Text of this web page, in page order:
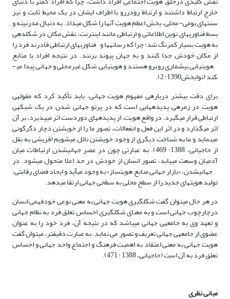
خارج ارتباط داشتند و ارتباط رودررو با اطراف ایشان در یک محیط ثابت و نیز
سنت­های بومی- محلی، بخش اعظم هویت آن­ها را شکل می­داد. به دنبال مدرنیته و
بسط فناوری­های نوین اطلاعاتی و ارتباطی مانند اینترنت، نقش مکان در شکل­­دهی
به هویت بسیار کمرنگ شد؛ چرا که رسانه­ها و فناوری­های ارتباطی قادرند فرد را
از مکان خودش جدا کنند و به جهان پیوند بزنند. در نتیجه افراد با منابع
هویت­یابی بی­شماری روبرو هستند و هویت­یابی شکل غیرمحلی و جهانی پیدا می­
کند (نوابخش1390: 2).
برای دقت بیشتر درباره­ی مفهوم هویت جهانی، باید تأکید کرد که مقوله­ی
هویت در زمره­ی پدیده­هایی است که در پرتو جهانی شدن در یک شبکه­ی
ارتباطی قرار می­گیرد. در واقع هویت، از پدیده­های دوردست اثر می­پذیرد، بر آن
اثر می­گذارد و در اثر این فعل و انفعالات، تصور ما را از خویشتن دچار دگرگونی
می­نماید و ما به شناخت­ دیگری از وجود خویشتن نائل می­شویم (قریشی به نقل
از حاجیانی، 1388: 469). به عبارتی چون در عصر جهانی­شدن ارتباطات میان
آدمیان وسعت می­یابد، تصور انسان از خودش در حد اعلا متحول می­شود. در
جهانی­شدن، «بازار جهانی منابع هویت­ساز» به وجود می­آید و ایجاد فضای رقابتی،
تولید هویت­های جدید را از سطح محلی به سطحی جهانی ارتقا می­دهد.
در هر حال می­توان گفت شکل­گیری هویت جهانی به معنی نوعی خودفهمی انسان
درچارچوب جهانی است و به معنای شکل­گیری احساس تعلق فرد به نظام جهانی
و تعهد وی به جامعه­ی جهانی می­باشد که در نتیجه آن، فرد خود را به عنوان
عضوی از جامعه­ی جهانی تعریف و تصور می نماید. به عبارت دقیق­تر، می­توان گفت
هویت جهانی به معنی اعتقاد به اهمیت فرهنگ و اجتماع واحد جهانی و احساس
تعلق فرد به آن است (حاجیانی، 1388 : 471).
مبانی نظری